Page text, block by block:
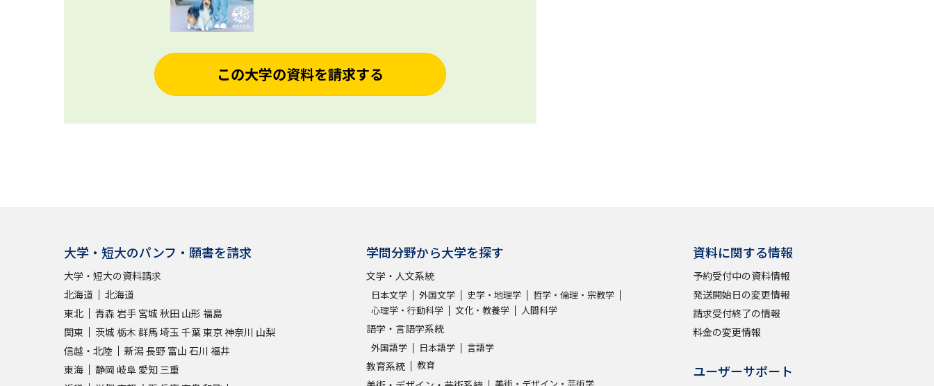
この大学の資料を請求する
大学・短大のパンフ・願書を請求
大学・短大の資料請求
北海道
北海道
東北
青森 岩手 宮城 秋田 山形 福島
関東
茨城 栃木 群馬埼玉 千葉東京神奈川 山梨
信越・北陸
新潟長野 富山 石川 福井
東海
静岡 岐阜 愛知 三重
学問分野から大学を探す
文学・人文系統
日本文学 外国文学 史学・地理学
哲学・倫理・宗教学
心理学・行動科学
文化・教養学 人間科学
語学・言語学系統
外国語学 日本語学 言語学
教育系統 教育
資料に関する情報
予約受付中の資料情報
発送開始日の変更情報
請求受付終了の情報
料金の変更情報
ユーザーサポート